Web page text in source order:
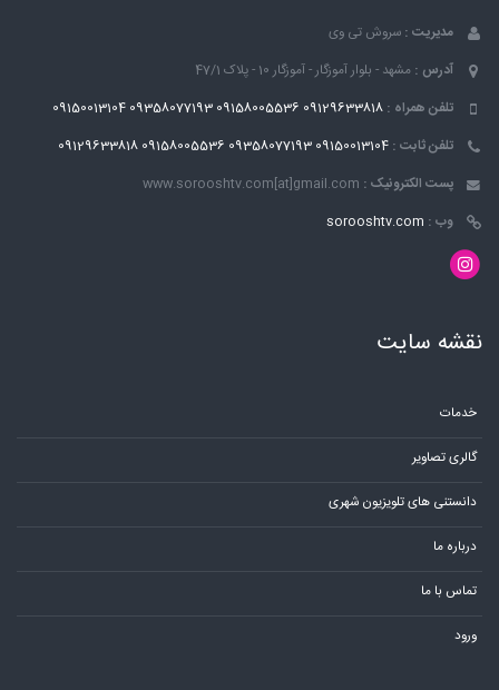
مدیریت : سروش تی وی
آدرس : مشهد - بلوار آموزگار - آموزگار 10 - پلاک 47/1
تلفن همراه : 09129633818
09158005536
09358077193
09150013104
تلفن ثابت : 09150013104
09358077193
09158005536
09129633818
پست الکترونیک : www.sorooshtv.com[at]gmail.com
وب : sorooshtv.com
نقشه سایت
خدمات
گالری تصاویر
دانستنی های تلویزیون شهری
درباره ما
تماس با ما
ورود